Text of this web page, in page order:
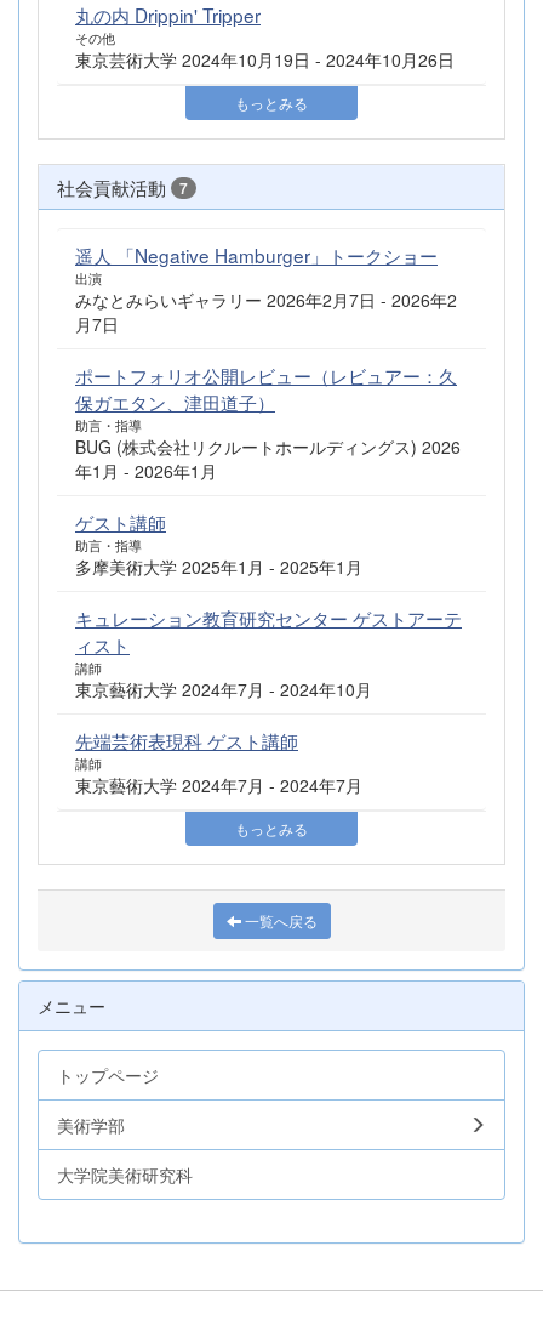
丸の内 Drippin' Tripper
その他
東京芸術大学 2024年10月19日 - 2024年10月26日
もっとみる
社会貢献活動 7
遥人 「Negative Hamburger」トークショー
出演
みなとみらいギャラリー 2026年2月7日 - 2026年2
月7日
ポートフォリオ公開レビュー（レビュアー：久
保ガエタン、津田道子）
助言・指導
BUG (株式会社リクルートホールディングス) 2026
年1月 - 2026年1月
ゲスト講師
助言・指導
多摩美術大学 2025年1月 - 2025年1月
キュレーション教育研究センター ゲストアーテ
ィスト
講師
東京藝術大学 2024年7月 - 2024年10月
先端芸術表現科 ゲスト講師
講師
東京藝術大学 2024年7月 - 2024年7月
もっとみる
一覧へ戻る
メニュー
トップページ
美術学部
大学院美術研究科